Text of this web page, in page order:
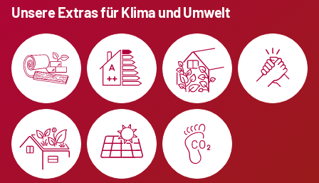
Unsere Extras für Klima und Umwelt